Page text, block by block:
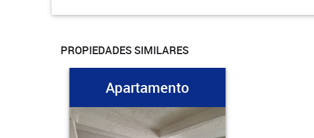
PROPIEDADES SIMILARES
Apartamento